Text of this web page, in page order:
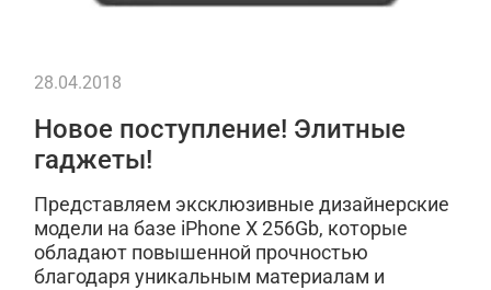
Новое поступление! Элитные
гаджеты!
Представляем эксклюзивные дизайнерские
модели на базе iPhone X 256Gb, которые
обладают повышенной прочностью
благодаря уникальным материалам и
28.04.2018